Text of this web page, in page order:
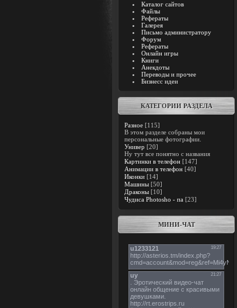
Каталог сайтов
Файлы
Рефераты
Галерея
Письмо администратору
Форум
Рефераты
Онлайн игры
Книги
Анекдоты
Переводы и прочее
Бизнесс идеи
КАТЕГОРИИ РАЗДЕЛА
Разное [115]
В этом разделе собраны мои
персональные фотографии.
Универ [20]
Ну тут все понятно с названия
Картинки в телефон [147]
Анимации в телефон [40]
Иконки [14]
Машины [50]
Драконы [10]
Чудиса Photosho - па [23]
МИНИ-ЧАТ